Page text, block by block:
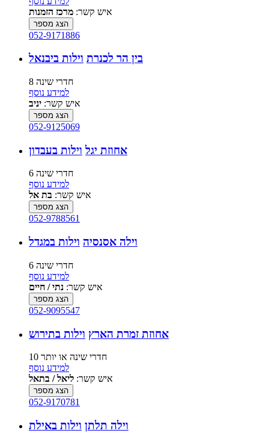
איש קשר: מרכז הזמנות
הצג מספר
052-9171886
בין הר לכנרת וילות ביבנאל
8 חדרי שינה
למידע נוסף
איש קשר: יניב
הצג מספר
052-9125069
אחוזת יגל וילות בעבדון
6 חדרי שינה
למידע נוסף
איש קשר: בת אל
הצג מספר
052-9788561
וילה אסנסיה וילות במגדל
6 חדרי שינה
למידע נוסף
איש קשר: נתי / חיים
הצג מספר
052-9095547
אחוזת זמרת הארץ וילות בתירוש
10 חדרי שינה או יותר
למידע נוסף
איש קשר: ליאל / בתאל
הצג מספר
052-9170781
וילה תלתן וילות באילת